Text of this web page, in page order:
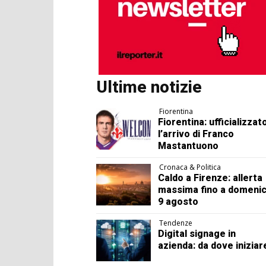
Ultime notizie
Fiorentina
Fiorentina:
l’arrivo di Franco
Mastantuono
Cronaca & Politica
Caldo a Firenze: allerta
massima fino a
9 agosto
Tendenze
Digital signage in
azienda: da dove